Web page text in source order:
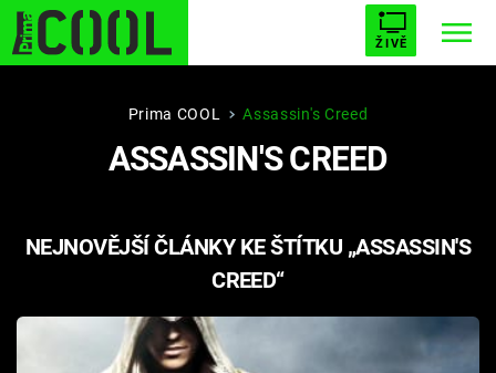
ŽIVĚ
STARHOUSE BUFFY, PŘEMOŽITELKA UPÍRŮ
PLNEJ KOTEL AVENGERS 5
Prima COOL Assassin's Creed
ASSASSIN'S CREED
NEJNOVĚJŠÍ ČLÁNKY KE ŠTÍTKU „ASSASSIN'S
CREED“